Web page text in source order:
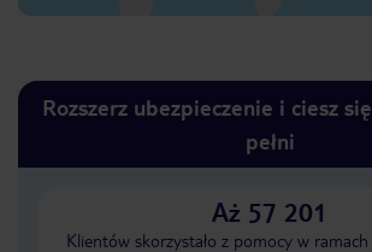
Rozszerz ubezpieczenie i ciesz
pełni
Aż 57 201
Klientów skorzystało z pomocy w